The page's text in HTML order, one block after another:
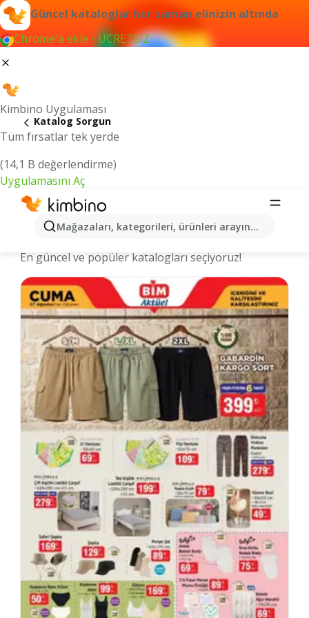
Güncel kataloglar her zaman elinizin altında
Chrome'a ekle - ÜCRETSİZ
Kimbino Uygulaması
Tüm fırsatlar tek yerde
(14,1 B değerlendirme)
Uygulamasını Aç
Mağazaları, kategorileri, ürünleri arayın...
Katalog Sorgun
Sorgun şehrinde kataloglar ve
En güncel ve popüler katalogları seçiyoruz!